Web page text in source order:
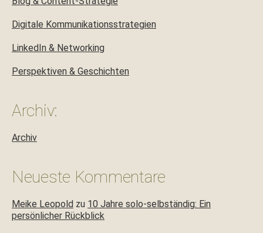
Digitale Kommunikationsstrategien
LinkedIn & Networking
Perspektiven & Geschichten
Archiv:
Archiv
Neueste Kommentare
Meike Leopold zu 10 Jahre solo-selbständig: Ein
persönlicher Rückblick